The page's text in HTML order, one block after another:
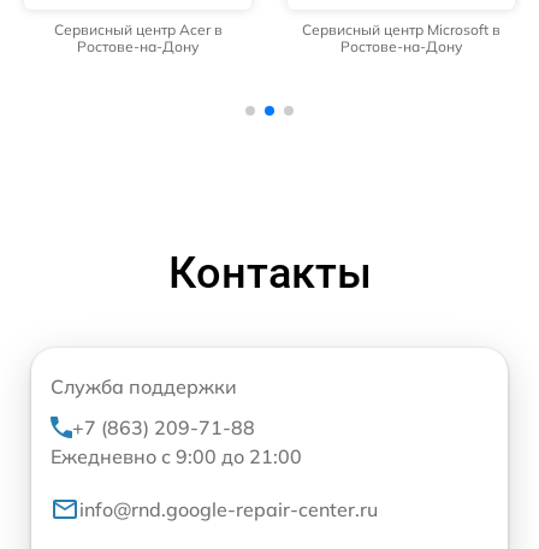
Сервисный центр Acer в
Ростове-на-Дону
Сервисный центр Microsoft в
Ростове-на-Дону
Контакты
Служба поддержки
+7 (863) 209-71-88
Ежедневно с 9:00 до 21:00
info@rnd.google-repair-center.ru